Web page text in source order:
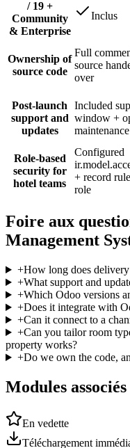
/ 19 +
Community
& Enterprise
Inclus
Ownership of
source code
Full
source
over
Post-launch
support and
updates
Included
window +
maintenance
Role-based
security for
hotel teams
Configured
+ record
role
Foire aux
Management
+How long does
+What support and
+Which Odoo versions
+Does it integrate with
+Can it connect to a
+Can you tailor room
property works?
+Do we own the code,
Modules associés
En vedette
Téléchargement